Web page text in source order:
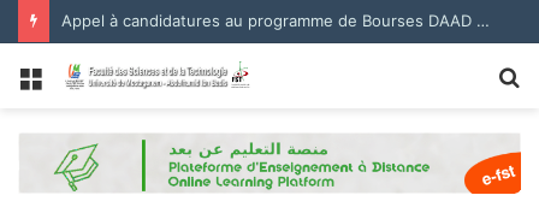
Appel à candidatures au programme de Bourses DAAD 2027.
Menu